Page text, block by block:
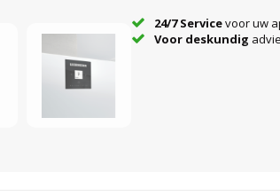
24/7 Servicevoor uw
Voor deskundig